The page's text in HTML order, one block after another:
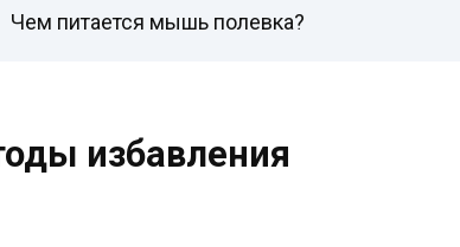
Чем питается мышь полевка?
избавления